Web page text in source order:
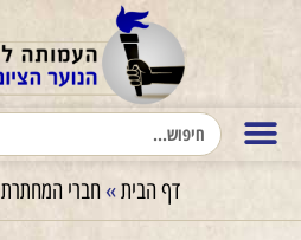
דף הבית» חברי המחתרת